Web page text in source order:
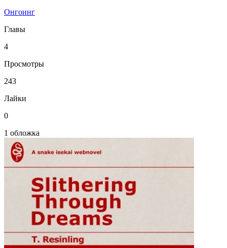
Онгоинг
Главы
4
Просмотры
243
Лайки
0
1 обложка